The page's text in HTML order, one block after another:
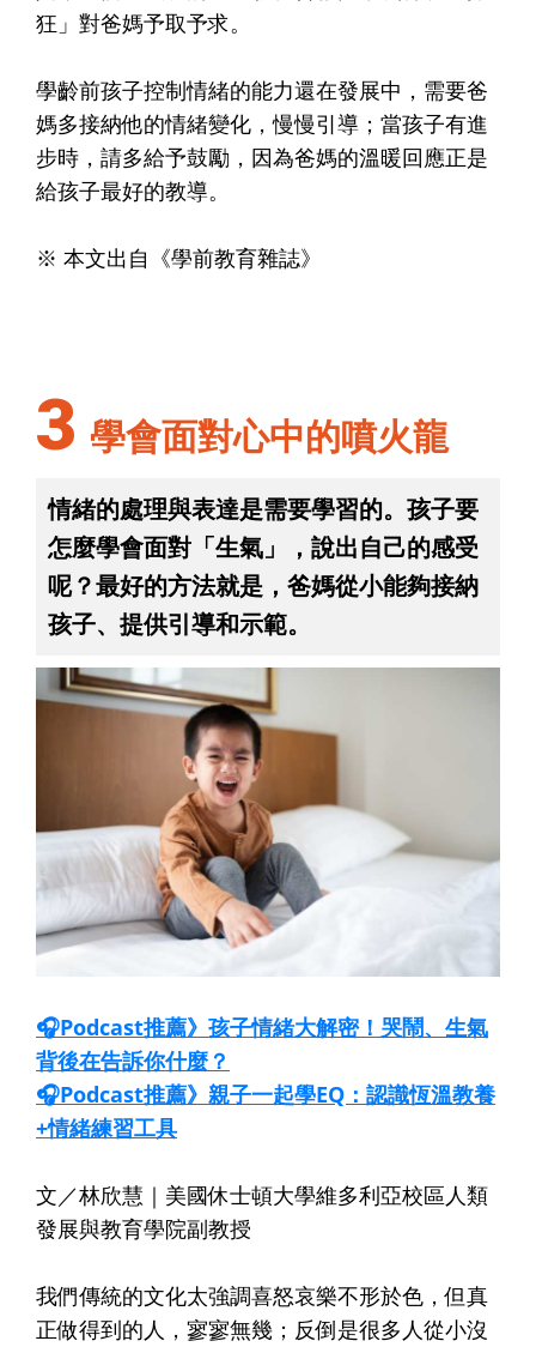
狂」對爸媽予取予求。
學齡前孩子控制情緒的能力還在發展中，需要爸
媽多接納他的情緒變化，慢慢引導；當孩子有進
步時，請多給予鼓勵，因為爸媽的溫暖回應正是
給孩子最好的教導。
※ 本文出自《學前教育雜誌》
3 學會面對心中的噴火龍
情緒的處理與表達是需要學習的。孩子要
怎麼學會面對「生氣」，說出自己的感受
呢？最好的方法就是，爸媽從小能夠接納
孩子、提供引導和示範。
🎧Podcast推薦》孩子情緒大解密！哭鬧、生氣
背後在告訴你什麼？
🎧Podcast推薦》親子一起學EQ：認識恆溫教養
+情緒練習工具
文／林欣慧｜美國休士頓大學維多利亞校區人類
發展與教育學院副教授
我們傳統的文化太強調喜怒哀樂不形於色，但真
正做得到的人，寥寥無幾；反倒是很多人從小沒